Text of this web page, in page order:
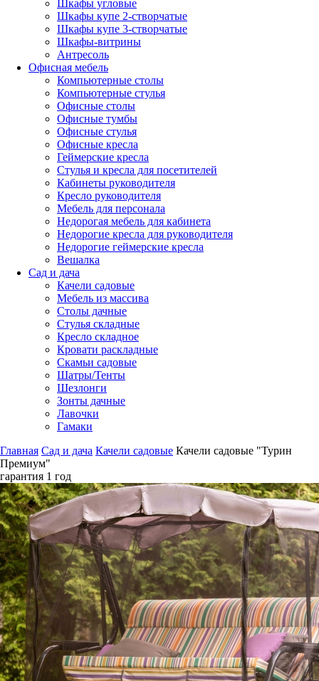
Шкафы угловые
Шкафы купе 2-створчатые
Шкафы купе 3-створчатые
Шкафы-витрины
Антресоль
Офисная мебель
Компьютерные столы
Компьютерные стулья
Офисные столы
Офисные тумбы
Офисные стулья
Офисные кресла
Геймерские кресла
Стулья и кресла для посетителей
Кабинеты руководителя
Кресло руководителя
Мебель для персонала
Недорогая мебель для кабинета
Недорогие кресла для руководителя
Недорогие геймерские кресла
Вешалка
Сад и дача
Качели садовые
Мебель из массива
Столы дачные
Стулья складные
Кресло складное
Кровати раскладные
Скамьи садовые
Шатры/Тенты
Шезлонги
Зонты дачные
Лавочки
Гамаки
Главная Сад и дача Качели садовые Качели садовые "Турин
Премиум"
гарантия 1 год